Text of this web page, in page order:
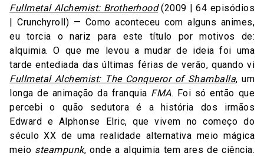
Fullmetal Alchemist: Brotherhood(2009 | 64 episódios
| Crunchyroll) — Como aconteceu com alguns animes,
eu torcia o nariz para este título por motivos de:
alquimia. O que me levou a mudar de ideia foi uma
tarde entediada das últimas férias de verão, quando vi
Fullmetal Alchemist: The Conqueror of Shamballa, um
longa de animação da franquia FMA. Foi só então que
percebi o quão sedutora é a história dos irmãos
Edward e Alphonse Elric, que vivem no começo do
século XX de uma realidade alternativa meio mágica
meio steampunk, onde a alquimia tem ares de ciência.